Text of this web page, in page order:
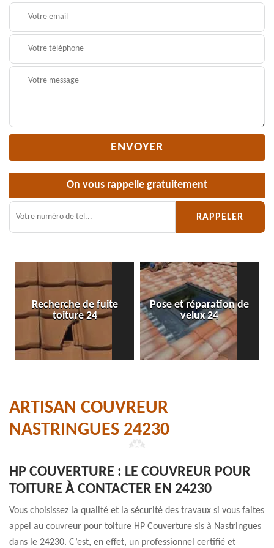
On vous rappelle gratuitement
Recherche de fuite
toiture 24
Pose et réparation de
velux 24
ARTISAN COUVREUR
NASTRINGUES 24230
HP COUVERTURE : LE COUVREUR POUR
TOITURE À CONTACTER EN 24230
Vous choisissez la qualité et la sécurité des travaux si vous faites
appel au couvreur pour toiture HP Couverture sis à Nastringues
dans le 24230. C’est, en effet, un professionnel certifié et